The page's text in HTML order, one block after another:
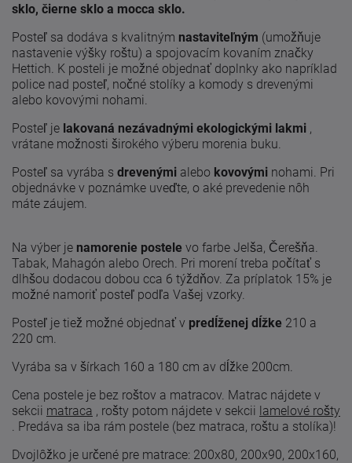
sklo, čierne sklo a mocca sklo.
Posteľ sa dodáva s kvalitným nastaviteľným (umožňuje
nastavenie výšky roštu) a spojovacím kovaním značky
Hettich. K posteli je možné objednať doplnky ako napríklad
police nad posteľ, nočné stolíky a komody s drevenými
alebo kovovými nohami.
Posteľ je lakovaná nezávadnými ekologickými lakmi ,
vrátane možnosti širokého výberu morenia buku.
Posteľ sa vyrába s drevenými alebo kovovými nohami. Pri
objednávke v poznámke uveďte, o aké prevedenie nôh
máte záujem.
Na výber je namorenie postele vo farbe Jelša, Čerešňa.
Tabak, Mahagón alebo Orech. Pri morení treba počítať s
dlhšou dodacou dobou cca 6 týždňov. Za príplatok 15% je
možné namoriť posteľ podľa Vašej vzorky.
Posteľ je tiež možné objednať v predĺženej dĺžke 210 a
220 cm.
Vyrába sa v šírkach 160 a 180 cm av dĺžke 200cm.
Cena postele je bez roštov a matracov. Matrac nájdete v
sekcii matraca , rošty potom nájdete v sekcii lamelové rošty
. Predáva sa iba rám postele (bez matraca, roštu a stolíka)!
Dvojlôžko je určené pre matrace: 200x80, 200x90, 200x160,